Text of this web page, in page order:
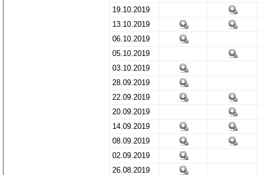
19.10.2019
13.10.2019
06.10.2019
05.10.2019
03.10.2019
28.09.2019
22.09.2019
20.09.2019
14.09.2019
08.09.2019
02.09.2019
26.08.2019